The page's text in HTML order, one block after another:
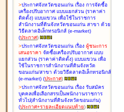
>ประกาศจังหวัดขอนแก่น เรื่อง การจัดซื้อ
เครื่องปรับอากาศ แบบแยกส่วน (ราคาค่า
ติดตั้ง) แบบแขวน เพื่อใช้ในราชการ
สำนักงานที่ดินจังหวัดขอนแก่น สาขา ด้วย
วิธีตลาดอิเล็กทรอนิกส์ (e-market)
(ประกาศ)
>ประกาศจังหวัดขอนแก่น เรื่อง ผู้ชนะการ
เสนอราคา จัดซื้อเครื่องปรับอากาศ แบบ
แยกส่วน (ราคาค่าติดตั้ง) แบบแขวน เพื่อ
ใช้ในราชการสำนักงานที่ดินจังหวัด
ขอนแก่น/สาขา ด้วยวิธีตลาดอิเล็กทรอนิกส์
(e-market) (ประกาศ)
>ประกาศจังหวัดขอนแก่น เรื่อง รับสมัคร
บุคคลเพื่อเลือกสรรเป็นพนักงานราชการ
ทั่วไป(สำนักงานที่ดินจังหวัดขอนแก่น)
(ประกาศ+รายละเอียดแนบท้าย)